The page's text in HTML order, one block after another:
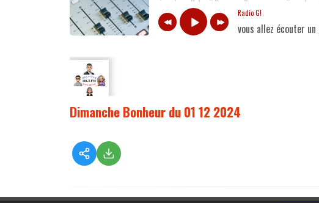
Radio G!
vous allez écouter
Dimanche Bonheur du 01 12 2024